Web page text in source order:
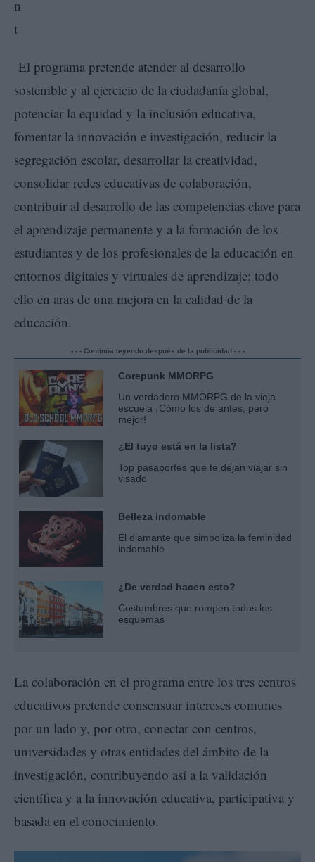
El programa pretende atender al desarrollo
sostenible y al ejercicio de la ciudadanía global,
potenciar la equidad y la inclusión educativa,
fomentar la innovación e investigación, reducir la
segregación escolar, desarrollar la creatividad,
consolidar redes educativas de colaboración,
contribuir al desarrollo de las competencias clave para
el aprendizaje permanente y a la formación de los
estudiantes y de los profesionales de la educación en
entornos digitales y virtuales de aprendizaje; todo
ello en aras de una mejora en la calidad de la
educación.
- - - Continúa leyendo después de la publicidad - - -
Corepunk MMORPG
Un verdadero MMORPG de la vieja
escuela ¡Cómo los de antes, pero
mejor!
¿El tuyo está en la lista?
Top pasaportes que te dejan viajar sin
visado
Belleza indomable
El diamante que simboliza la feminidad
indomable
¿De verdad hacen esto?
Costumbres que rompen todos los
esquemas
La colaboración en el programa entre los tres centros
educativos pretende consensuar intereses comunes
por un lado y, por otro, conectar con centros,
universidades y otras entidades del ámbito de la
investigación, contribuyendo así a la validación
científica y a la innovación educativa, participativa y
basada en el conocimiento.